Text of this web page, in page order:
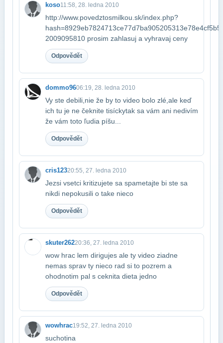
koso11:58, 28. ledna 2010
http://www.povedztosmilkou.sk/index.php?
hash=8929eb7824713ce77d7ba905205313e78e4cf5b5​
2009095810 prosim zahlasuj a vyhravaj ceny
Odpovědět
dommo9606:19, 28. ledna 2010
Vy ste debili,nie že by to video bolo zlé,ale keď
ich tu je ne čeknite tisícky​tak sa vám ani nedivím
že vám toto ľudia píšu...
Odpovědět
cris12320:55, 27. ledna 2010
Jezsi vsetci kritizujete sa spametajte bi ste sa
nikdi nepokusili o take nieco
Odpovědět
skuter26220:36, 27. ledna 2010
wow hrac lem dirigujes ale ty video ziadne
nemas sprav ty nieco rad si to pozrem a​
ohodnotim pal s ceknita dieta jedno
Odpovědět
wowhrac19:52, 27. ledna 2010
suchotina